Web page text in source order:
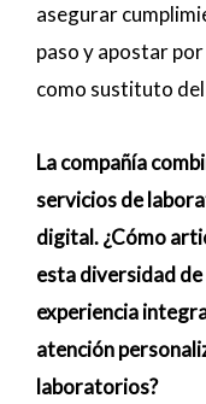
asegurar
paso y apostar
como sustituto
La compañía
servicios de
digital. ¿Cómo
esta diversidad
experiencia
atención
laboratorios?